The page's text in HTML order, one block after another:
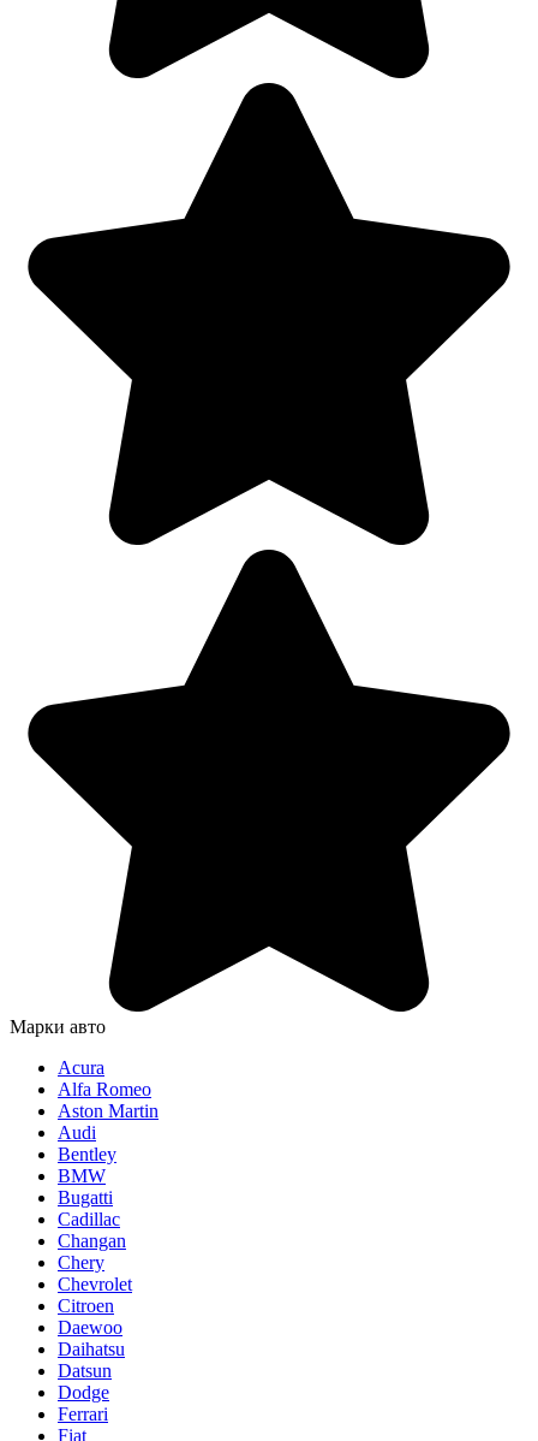
Марки авто
Acura
Alfa Romeo
Aston Martin
Audi
Bentley
BMW
Bugatti
Cadillac
Changan
Chery
Chevrolet
Citroen
Daewoo
Daihatsu
Datsun
Dodge
Ferrari
Fiat